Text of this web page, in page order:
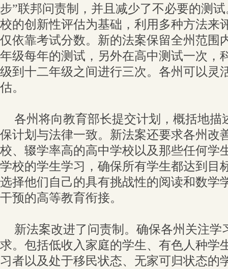
步”联邦问责制，并且减少了不必要的测
校的创新性评估为基础，利用多种方法来
仅依靠考试分数。新的法案保留全州范围
年级每年的测试，另外在高中测试一次，
级到十二年级之间进行三次。各州可以灵
估。
各州将向教育部长提交计划，概括地描
保计划与法律一致。新法案还要求各州改
校、辍学率高的高中学校以及那些任何学
学校的学生学习，确保所有学生都达到目
选择他们自己的具有挑战性的阅读和数学
干预的高等教育衔接。
新法案改进了问责制。确保各州关注学
求。包括低收入家庭的学生、有色人种学
习者以及处于移民状态、无家可归状态的